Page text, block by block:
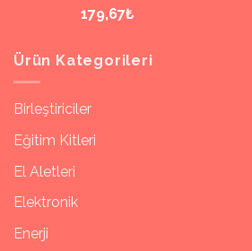
179,67₺
Ürün Kategorileri
Birleştiriciler
Eğitim Kitleri
El Aletleri
Elektronik
Enerji